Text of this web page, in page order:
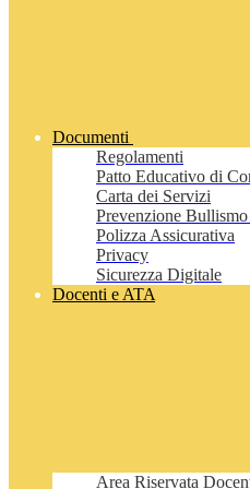
Documenti
Regolamenti
Patto Educativo di
Carta dei Servizi
Prevenzione
Polizza Assicurativa
Privacy
Sicurezza Digitale
Docenti e ATA
Area Riservata